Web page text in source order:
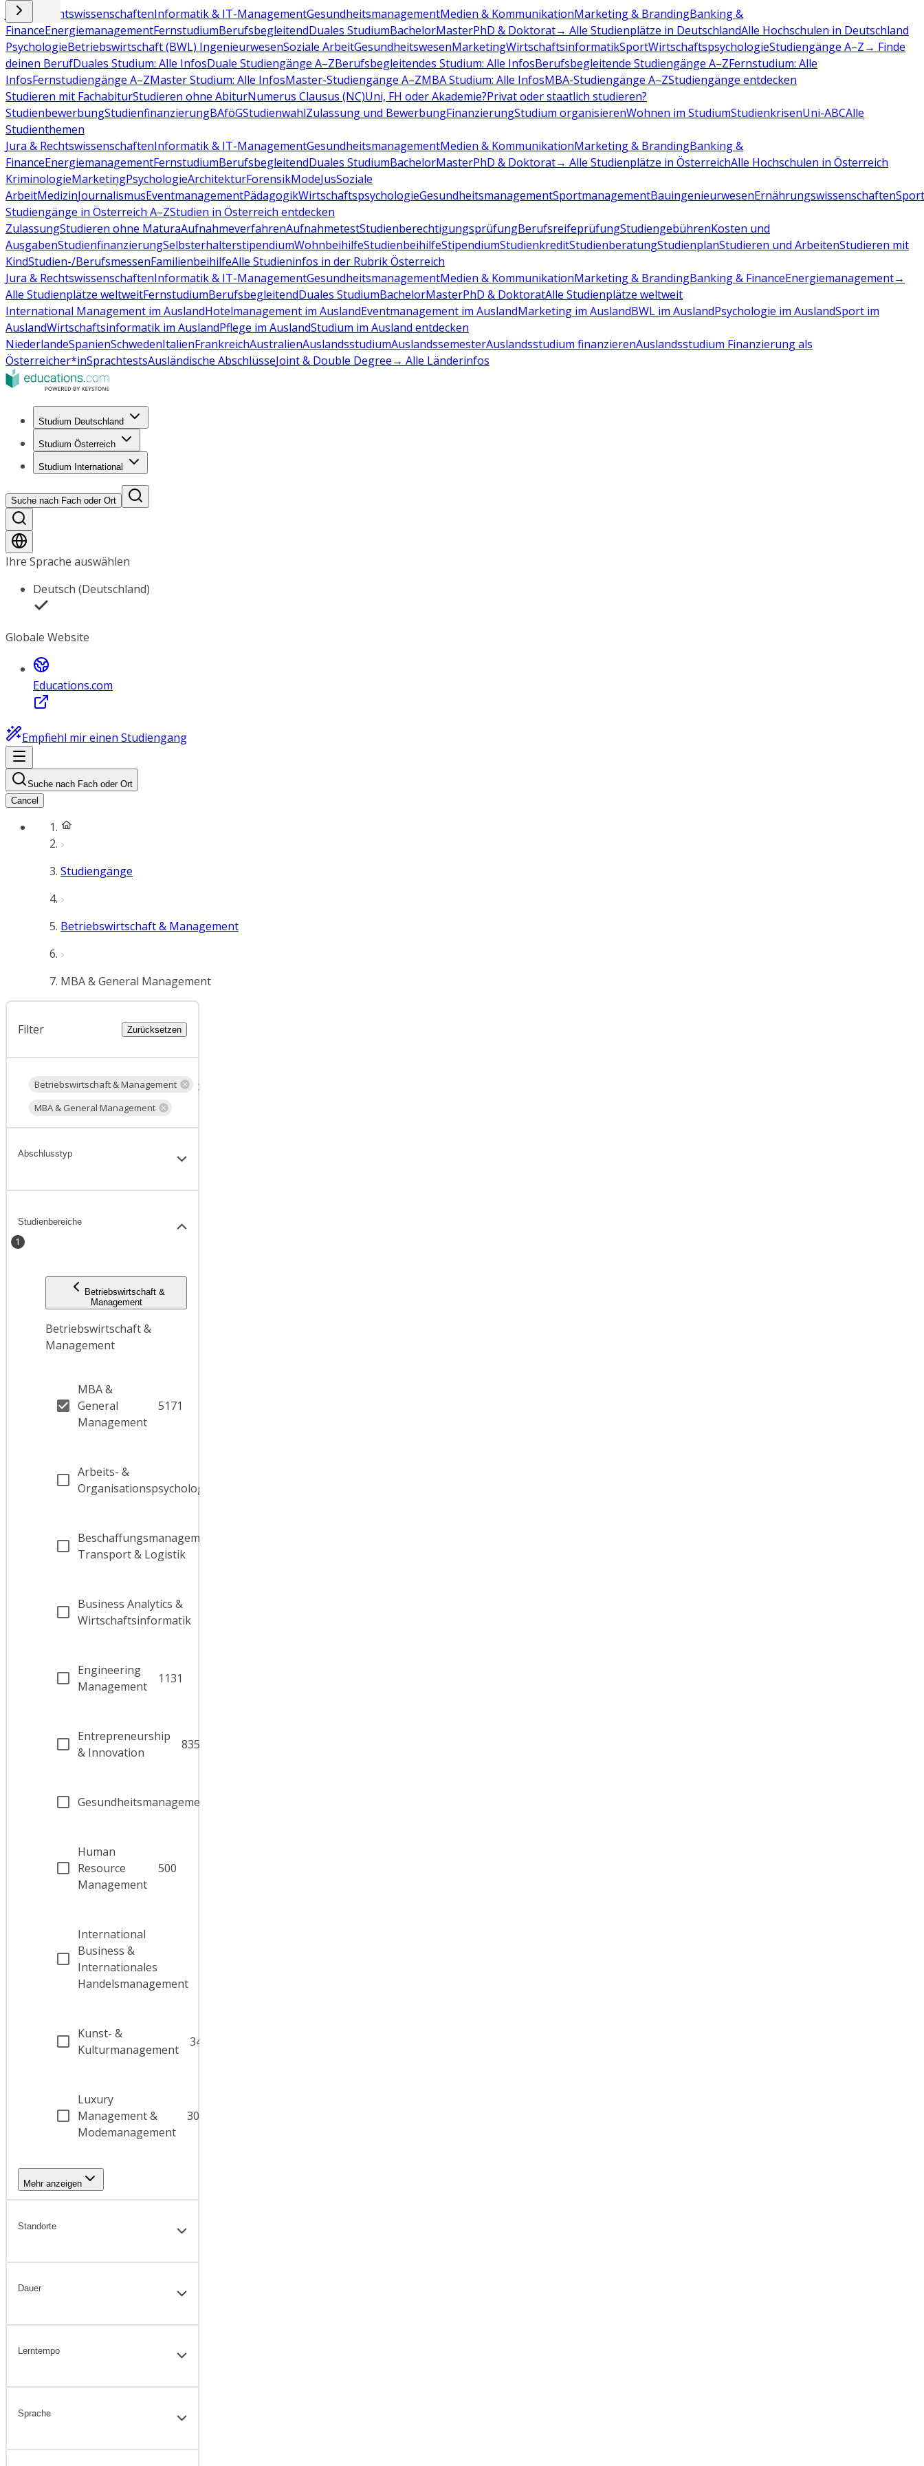
Jura & RechtswissenschaftenInformatik & IT-ManagementGesundheitsmanagementMedien & KommunikationMarketing & BrandingBanking &
FinanceEnergiemanagementFernstudiumBerufsbegleitendDuales StudiumBachelorMasterPhD & Doktorat→ Alle Studienplätze in DeutschlandAlle Hochschulen in Deutschland
PsychologieBetriebswirtschaft (BWL) IngenieurwesenSoziale ArbeitGesundheitswesenMarketingWirtschaftsinformatikSportWirtschaftspsychologieStudiengänge A–Z→ Finde
deinen BerufDuales Studium: Alle InfosDuale Studiengänge A–ZBerufsbegleitendes Studium: Alle InfosBerufsbegleitende Studiengänge A–ZFernstudium: Alle
InfosFernstudiengänge A–ZMaster Studium: Alle InfosMaster-Studiengänge A–ZMBA Studium: Alle InfosMBA-Studiengänge A–ZStudiengänge entdecken
Studieren mit FachabiturStudieren ohne AbiturNumerus Clausus (NC)Uni, FH oder Akademie?Privat oder staatlich studieren?
StudienbewerbungStudienfinanzierungBAföGStudienwahlZulassung und BewerbungFinanzierungStudium organisierenWohnen im StudiumStudienkrisenUni-ABCAlle
Studienthemen
Jura & RechtswissenschaftenInformatik & IT-ManagementGesundheitsmanagementMedien & KommunikationMarketing & BrandingBanking &
FinanceEnergiemanagementFernstudiumBerufsbegleitendDuales StudiumBachelorMasterPhD & Doktorat→ Alle Studienplätze in ÖsterreichAlle Hochschulen in Österreich
KriminologieMarketingPsychologieArchitekturForensikModeJusSoziale
ArbeitMedizinJournalismusEventmanagementPädagogikWirtschaftspsychologieGesundheitsmanagementSportmanagementBauingenieurwesenErnährungswissenschaften
Studiengänge in Österreich A–ZStudien in Österreich entdecken
ZulassungStudieren ohne MaturaAufnahmeverfahrenAufnahmetestStudienberechtigungsprüfungBerufsreifeprüfungStudiengebührenKosten und
AusgabenStudienfinanzierungSelbsterhalterstipendiumWohnbeihilfeStudienbeihilfeStipendiumStudienkreditStudienberatungStudienplanStudieren und ArbeitenStudieren mit
KindStudien-/BerufsmessenFamilienbeihilfeAlle Studieninfos in der Rubrik Österreich
Jura & RechtswissenschaftenInformatik & IT-ManagementGesundheitsmanagementMedien & KommunikationMarketing & BrandingBanking & FinanceEnergiemanagement→
Alle Studienplätze weltweitFernstudiumBerufsbegleitendDuales StudiumBachelorMasterPhD & DoktoratAlle Studienplätze weltweit
International Management im AuslandHotelmanagement im AuslandEventmanagement im AuslandMarketing im AuslandBWL im AuslandPsychologie im AuslandSport im
AuslandWirtschaftsinformatik im AuslandPflege im AuslandStudium im Ausland entdecken
NiederlandeSpanienSchwedenItalienFrankreichAustralienAuslandsstudiumAuslandssemesterAuslandsstudium finanzierenAuslandsstudium Finanzierung als
Österreicher*inSprachtestsAusländische AbschlüsseJoint & Double Degree→ Alle Länderinfos
Studium Deutschland
Studium Österreich
Studium International
Suche nach Fach oder Ort
Ihre Sprache auswählen
Deutsch (Deutschland)
Globale Website
Educations.com
Empfiehl mir einen Studiengang
Suche nach Fach oder Ort
Cancel
Studiengänge
Betriebswirtschaft & Management
MBA & General Management
Filter Zurücksetzen
Betriebswirtschaft & Management
MBA & General Management
Abschlusstyp
Studienbereiche
1
Betriebswirtschaft &
Management
Betriebswirtschaft &
Management
MBA &
General
Management
5171
Arbeits- &
Organisationspsychologie
Beschaffungsmanagement,
Transport & Logistik
Business Analytics &
Wirtschaftsinformatik
Engineering
Management
1131
Entrepreneurship
& Innovation
835
Gesundheitsmanagement
Human
Resource
Management
500
International
Business &
Internationales
Handelsmanagement
Kunst- &
Kulturmanagement
340
Luxury
Management &
Modemanagement
300
Mehr anzeigen
Standorte
Dauer
Lerntempo
Sprache